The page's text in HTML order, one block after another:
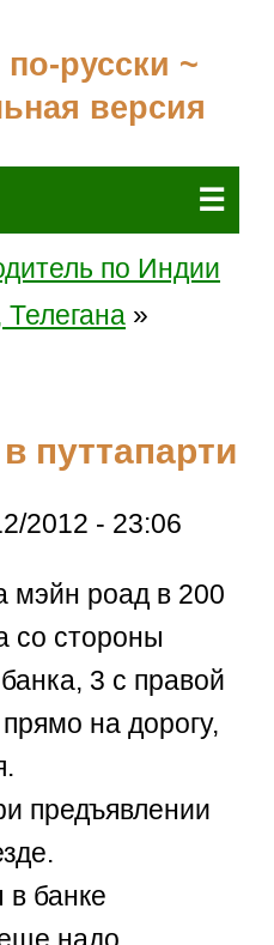
русски ~
версия
☰
по Индии
»
путтапарти
2012 - 23:06
мэйн роад в 200
со стороны
3 с правой
на дорогу,
предъявлении
банке